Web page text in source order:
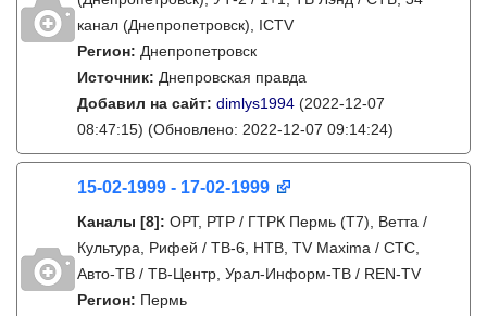
канал (Днепропетровск), ICTV
Регион: Днепропетровск
Источник: Днепровская правда
Добавил на сайт: dimlys1994 (2022-12-07
08:47:15) (Обновлено: 2022-12-07 09:14:24)
15-02-1999 - 17-02-1999
Каналы [8]: ОРТ, РТР / ГТРК Пермь (Т7), Ветта /
Культура, Рифей / ТВ-6, НТВ, TV Maxima / СТС,
Авто-ТВ / ТВ-Центр, Урал-Информ-ТВ / REN-TV
Регион: Пермь